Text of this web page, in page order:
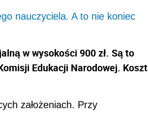
nauczyciela. A to nie koniec
w wysokości 900 zł. Są to
Edukacji Narodowej. Koszt
założeniach. Przy